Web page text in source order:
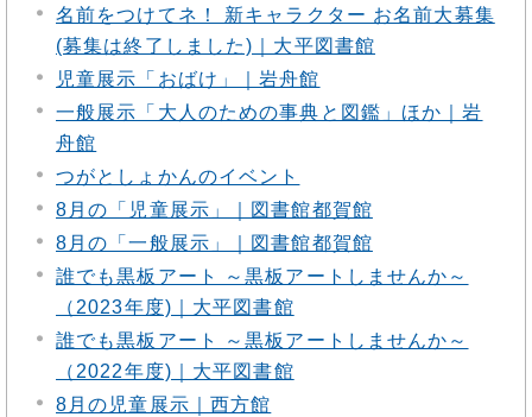
名前をつけてネ！ 新キャラクター お名前大募集
(募集は終了しました)｜大平図書館
児童展示「おばけ」｜岩舟館
一般展示「大人のための事典と図鑑」ほか｜岩
舟館
つがとしょかんのイベント
8月の「児童展示」｜図書館都賀館
8月の「一般展示」｜図書館都賀館
誰でも黒板アート ～黒板アートしませんか～
（2023年度)｜大平図書館
誰でも黒板アート ～黒板アートしませんか～
（2022年度)｜大平図書館
8月の児童展示｜西方館